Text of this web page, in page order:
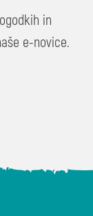
in
e-novice.